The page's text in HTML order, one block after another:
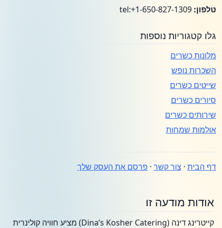
טלפון:
גלו קטגוריות נוספות
מלונות כשרים
השכרות נופש
שייטים כשרים
סיורים כשרים
שירותים כשרים
אולמות שמחות
דף הבית · צור קשר · פרסם את העסק שלך
אודות מודעה זו
קייטרינג דינה (Dina’s Kosher Catering) מציע חוויה קולינרית